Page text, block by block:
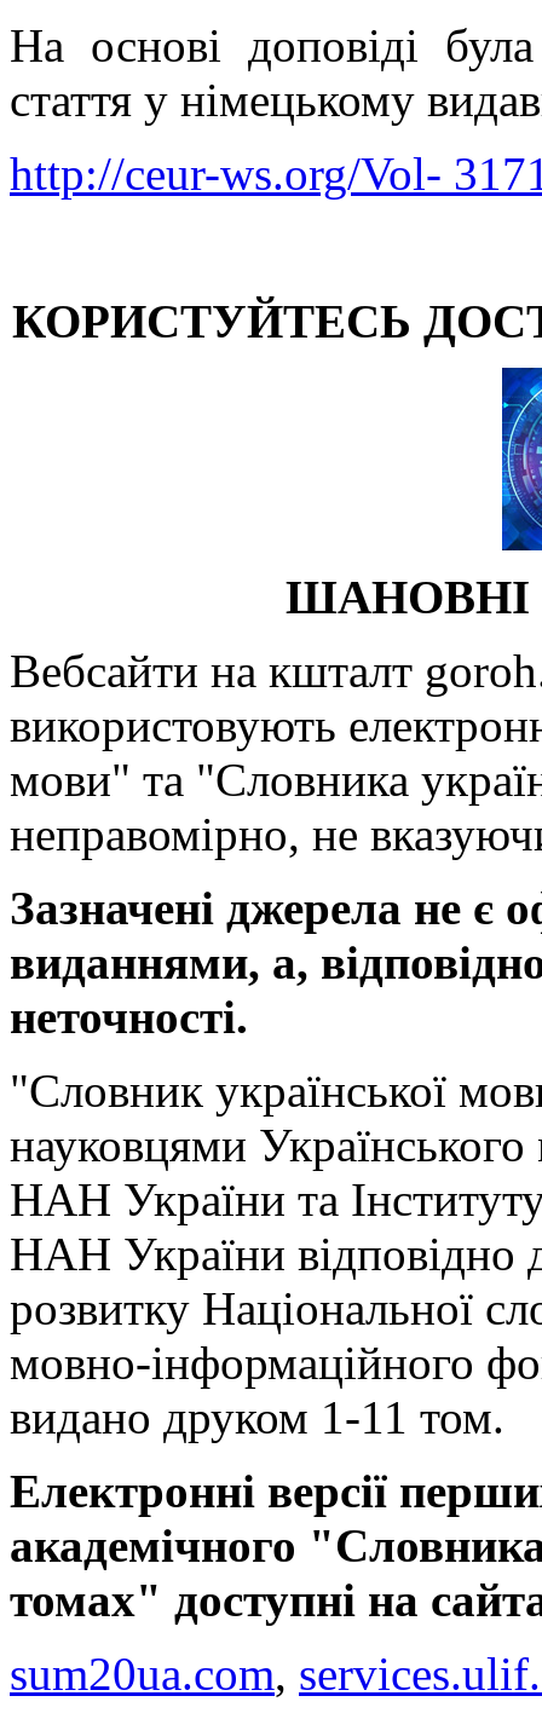
На основі доповіді
стаття у німецькому
http://ceur-ws.org/Vol-
КОРИСТУЙТЕСЬ
ШАНОВНІ
Вебсайти на кшталт
використовують
мови" та "Словника
неправомірно, не
Зазначені джерела не є
виданнями, а,
неточності.
"Словник української
науковцями
НАН України та
НАН України відповідно
розвитку Національної
мовно-інформаційного
видано друком 1-11 том.
Електронні версії
академічного
томах" доступні на
sum20ua.com,